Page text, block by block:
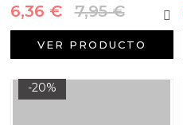
6,36 € 7,95 €
VER PRODUCTO
-20%